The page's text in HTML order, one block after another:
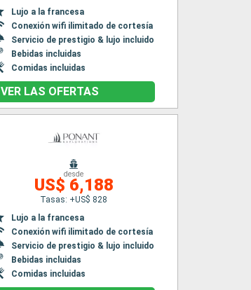
Lujo a la francesa
Conexión wifi ilimitado de cortesía
Servicio de prestigio & lujo incluido
Bebidas incluidas
Comidas incluidas
VER LAS OFERTAS
desde
US$ 6,188
Tasas: +US$ 828
Lujo a la francesa
Conexión wifi ilimitado de cortesía
Servicio de prestigio & lujo incluido
Bebidas incluidas
Comidas incluidas